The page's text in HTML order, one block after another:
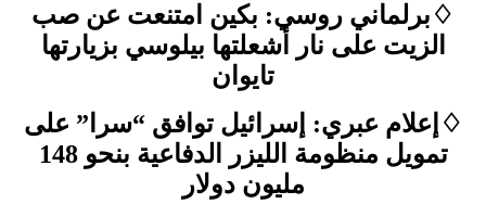
♢برلماني روسي: بكين امتنعت عن صب
الزيت على نار أشعلتها بيلوسي بزيارتها
تايوان
♢إعلام عبري: إسرائيل توافق “سرا” على
تمويل منظومة الليزر الدفاعية بنحو 148
مليون دولار